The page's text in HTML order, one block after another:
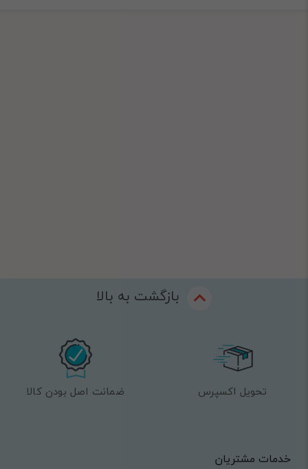
بازگشت به بالا
تحویل اکسپرس ضمانت اصل بودن کالا
خدمات مشتریان